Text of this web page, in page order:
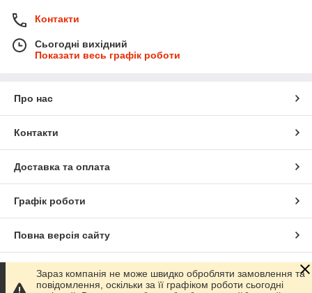
Контакти
Сьогодні вихідний
Показати весь графік роботи
Про нас
Контакти
Доставка та оплата
Графік роботи
Повна версія сайту
Сайт створено на маркетплейсі Prom.ua
Зараз компанія не може швидко обробляти замовлення та
повідомлення, оскільки за її графіком роботи сьогодні